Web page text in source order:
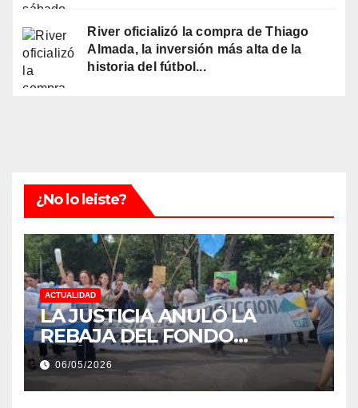
River oficializó la compra de Thiago
Almada, la inversión más alta de la
historia del fútbol...
¿No lo leiste?
ACTUALIDAD
LA JUSTICIA ANULÓ LA
REBAJA DEL FONDO
ESTÍMULO A EMPLEADOS DE
PRODUCCIÓN DE LA
PROVINCIA DEL CHACO
06/05/2026